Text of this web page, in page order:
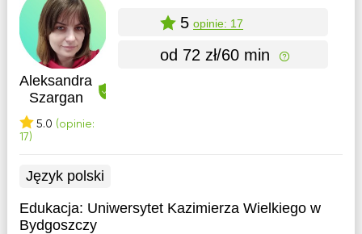
Aleksandra
Szargan
5.0 (opinie:
17)
5 opinie: 17
od 72 zł/60 min
Język polski
Edukacja: Uniwersytet Kazimierza Wielkiego w
Bydgoszczy